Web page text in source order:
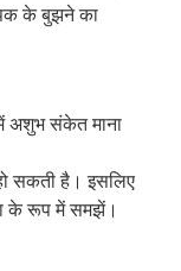
के बुझने का
अशुभ संकेत माना
सकती है। इसलिए
के रूप में समझें।